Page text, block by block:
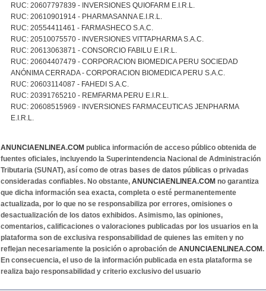
RUC: 20607797839 - INVERSIONES QUIOFARM E.I.R.L.
RUC: 20610901914 - PHARMASANNA E.I.R.L.
RUC: 20554411461 - FARMASHECO S.A.C.
RUC: 20510075570 - INVERSIONES VITTAPHARMA S.A.C.
RUC: 20613063871 - CONSORCIO FABILU E.I.R.L.
RUC: 20604407479 - CORPORACION BIOMEDICA PERU SOCIEDAD
ANÓNIMA CERRADA - CORPORACION BIOMEDICA PERU S.A.C.
RUC: 20603114087 - FAHEDI S.A.C.
RUC: 20391765210 - REMFARMA PERU E.I.R.L.
RUC: 20608515969 - INVERSIONES FARMACEUTICAS JENPHARMA
E.I.R.L.
ANUNCIAENLINEA.COM publica información de acceso público obtenida de
fuentes oficiales, incluyendo la Superintendencia Nacional de Administración
Tributaria (SUNAT), así como de otras bases de datos públicas o privadas
consideradas confiables. No obstante, ANUNCIAENLINEA.COM no garantiza
que dicha información sea exacta, completa o esté permanentemente
actualizada, por lo que no se responsabiliza por errores, omisiones o
desactualización de los datos exhibidos. Asimismo, las opiniones,
comentarios, calificaciones o valoraciones publicadas por los usuarios en la
plataforma son de exclusiva responsabilidad de quienes las emiten y no
reflejan necesariamente la posición o aprobación de ANUNCIAENLINEA.COM.
En consecuencia, el uso de la información publicada en esta plataforma se
realiza bajo responsabilidad y criterio exclusivo del usuario